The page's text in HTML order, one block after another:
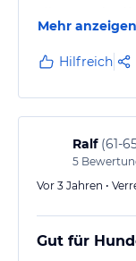
Mehr anzeigen
Hilfreich
Ralf (61-
5
Vor 3 Jahren •
Gut für